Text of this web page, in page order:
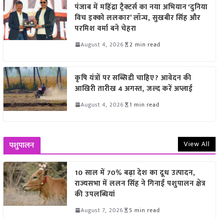
पंजाब में महिंद्रा ट्रैक्टर्स का नया अभियान ‘दुनिया
विच इक्को ललकार’ लॉन्च, सुखबीर सिंह और
परमिश वर्मा बने चेहरा
August 4, 2026 2 min read
कृषि यंत्रों पर सब्सिडी चाहिए? आवेदन की
आखिरी तारीख 4 अगस्त, जल्द करें अप्लाई
August 4, 2026 1 min read
पशुपालन View All
10 साल में 70% बढ़ा देश का दूध उत्पादन,
राज्यसभा में ललन सिंह ने गिनाईं पशुपालन क्षेत्र
की उपलब्धियां
August 7, 2026 5 min read